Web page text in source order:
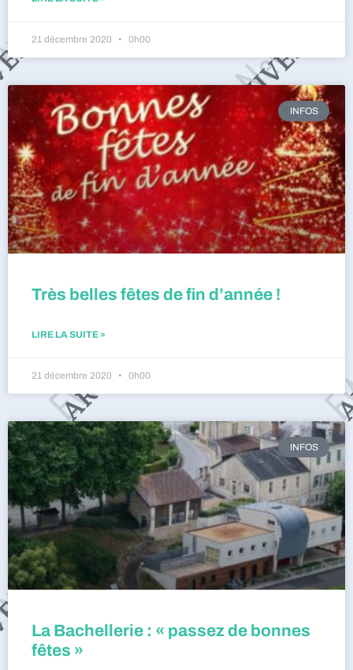
21 décembre 2020 0h00
INFOS
Très belles fêtes de fin d’année !
LIRE LA SUITE »
21 décembre 2020 0h00
INFOS
La Bachellerie : « passez de bonnes
fêtes »